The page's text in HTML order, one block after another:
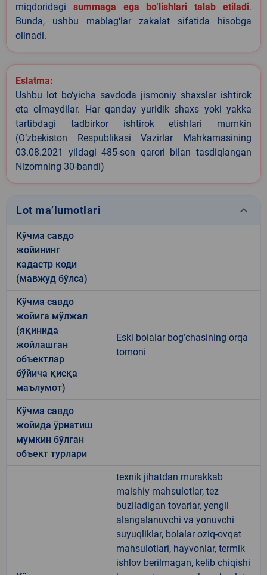
miqdoridagi summaga ega bo‘lishlari talab etiladi.
Bunda, ushbu mablag‘lar zakalat sifatida hisobga
olinadi.
Eslatma:
Ushbu lot bo‘yicha savdoda jismoniy shaxslar ishtirok
eta olmaydilar. Har qanday yuridik shaxs yoki yakka
tartibdagi tadbirkor ishtirok etishlari mumkin
(O‘zbekiston Respublikasi Vazirlar Mahkamasining
03.08.2021 yildagi 485-son qarori bilan tasdiqlangan
Nizomning 30-bandi)
Lot ma’lumotlari keyboard_arrow_down
Кўчма савдо
жойининг
кадастр коди
(мавжуд бўлса)
Кўчма савдо
жойига мўлжал
(яқинида
жойлашган
объектлар
бўйича қисқа
маълумот)
Eski bolalar bog’chasining orqa
tomoni
Кўчма савдо
жойида ўрнатиш
мумкин бўлган
объект турлари
texnik jihatdan murakkab
maishiy mahsulotlar, tez
buziladigan tovarlar, yengil
alangalanuvchi va yonuvchi
suyuqliklar, bolalar oziq-ovqat
mahsulotlari, hayvonlar, termik
ishlov berilmagan, kelib chiqishi